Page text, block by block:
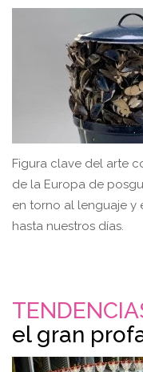
Figura clave del arte
de la Europa de
en torno al lenguaje y
hasta nuestros días.
el gran